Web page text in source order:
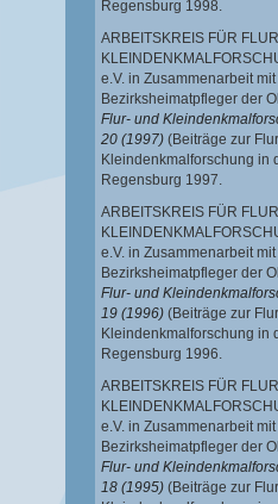
Regensburg 1998.
ARBEITSKREIS FÜR
e.V. in Zusammenarbeit
Bezirksheimatpfleger der
Flur- und
20 (1997) (Beiträge zur
Kleindenkmalforschung in
Regensburg 1997.
ARBEITSKREIS FÜR
e.V. in Zusammenarbeit
Bezirksheimatpfleger der
Flur- und
19 (1996) (Beiträge zur
Kleindenkmalforschung in
Regensburg 1996.
ARBEITSKREIS FÜR
e.V. in Zusammenarbeit
Bezirksheimatpfleger der
Flur- und
18 (1995) (Beiträge zur